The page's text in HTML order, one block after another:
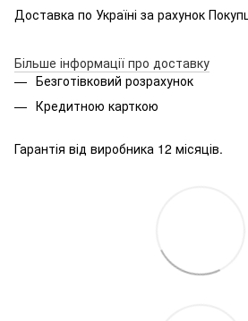
Доставка по Україні за рахунок
Більше інформації про доставку
Безготівковий розрахунок
Кредитною карткою
Гарантія від виробника 12 місяців.